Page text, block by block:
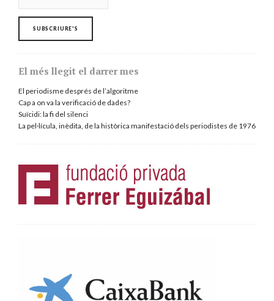
El més llegit el darrer mes
El periodisme després de l’algoritme
Cap a on va la verificació de dades?
Suïcidi: la fi del silenci
La pel·lícula, inèdita, de la històrica manifestació dels periodistes de 1976